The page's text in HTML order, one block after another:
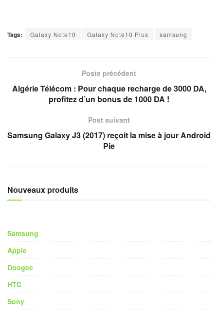
Tags: Galaxy Note10 Galaxy Note10 Plus samsung
Poste précédent
Algérie Télécom : Pour chaque recharge de 3000 DA,
profitez d’un bonus de 1000 DA !
Post suivant
Samsung Galaxy J3 (2017) reçoit la mise à jour Android
Pie
Nouveaux produits
Samsung
Apple
Doogee
HTC
Sony